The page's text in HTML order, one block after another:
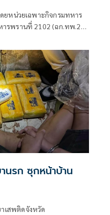
ยหน่วยเฉพาะกิจกรมทหาร
รพรานที่ 2102 (ฉก.ทพ.21
นรก ซุกหน้าบ้าน
เสพติดจังหวัด